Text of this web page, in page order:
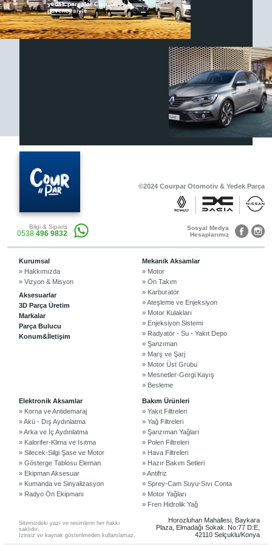
Otomobil, Suv, arazi ve ticari araçlar için
gerekli sarf malzemeler Courpar’da
3D baskı teknolojisiyle üretiyor,
müşterilerimize çözüm sunuyoruz.
©2024 Courpar Otomotiv & Yedek Parça
Renault & Dacia Araçlarınızda
Yedek Parça Çözümleri için
En Güvenilir Destek Noktası
yedek parçalar Courpar
güvencesiyle
©2024 Courpar Otomotiv & Yedek Parça
Bilgi & Sipariş
0538 496 9832
Sosyal Medya
Hesaplarımız
Sitemizdeki yazı ve resimlerin her hakkı
saklıdır.
İzinsiz ve kaynak gösterilmeden kullanılamaz.
Horozluhan Mahallesi, Baykara
Plaza, Elmadağı Sokak. No:77 D:E,
42110 Selçuklu/Konya
Kurumsal
» Hakkımızda
» Vizyon & Misyon
Aksesuarlar
3D Parça Üretim
Markalar
Parça Bulucu
Konum&İletişim
Mekanik Aksamlar
» Motor
» Ön Takım
» Karburatör
» Ateşleme ve Enjeksiyon
» Motor Kulakları
» Enjeksiyon Sistemi
» Radyatör - Su - Yakıt Depo
» Şanzıman
» Marş ve Şarj
» Motor Üst Grubu
» Mesnetler-Gergi Kayış
» Besleme
Elektronik Aksamlar
» Korna ve Antidemaraj
» Akü - Dış Aydınlatma
» Arka ve İç Aydınlatma
» Kalorifer-Klima ve Isıtma
» Silecek-Silgi Şase ve Motor
» Gösterge Tablosu Eleman
» Ekipman Aksesuar
» Kumanda ve Sinyalizasyon
» Radyo Ön Ekipmanı
Bakım Ürünleri
» Yakıt Filtreleri
» Yağ Filtreleri
» Şanzıman Yağları
» Polen Filtreleri
» Hava Filtreleri
» Hazır Bakım Setleri
» Antifriz
» Sprey-Cam Suyu-Sıvı Conta
» Motor Yağları
» Fren Hidrolik Yağ